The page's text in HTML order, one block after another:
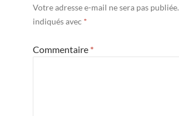
Votre adresse e-mail ne sera pas publiée.
indiqués avec *
Commentaire *